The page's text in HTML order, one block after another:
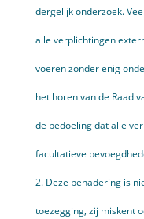
dergelijk onderzoek.
alle verplichtingen
voeren zonder enig
het horen van de Raad
de bedoeling dat alle
facultatieve
2. Deze benadering is
toezegging, zij miskent